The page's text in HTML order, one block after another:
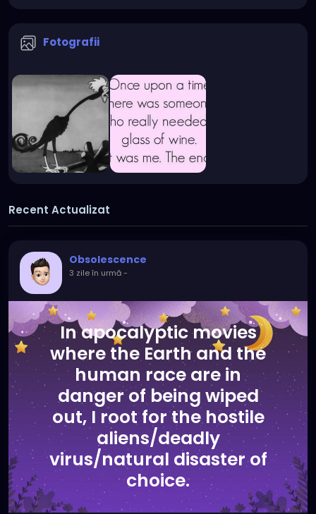
Fotografii
Recent Actualizat
Obsolescence
3 zile în urmă-
In apocalyptic movies
where the Earth and the
human race are in
danger of being wiped
out, I root for the hostile
aliens/deadly
virus/natural disaster of
choice.